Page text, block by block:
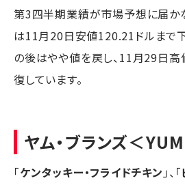
第3四半期業績が市場予想に届か
は11月20日安値120.21ドルまで下
の後はやや値を戻し、11月29日
復しています。
ヤム・ブランズ＜
「ケンタッキー・フライドチキン 」、「